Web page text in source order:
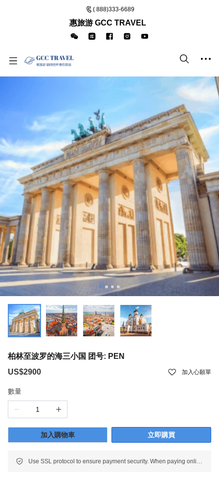
( 888)333-6689
惠旅游 GCC TRAVEL
柏林至波罗的海三小国 团号: PEN
US$2900
加入心願單
數量
加入購物車 立即購買
Use SSL protocol to ensure payment security. When paying online, your payment information is protected.